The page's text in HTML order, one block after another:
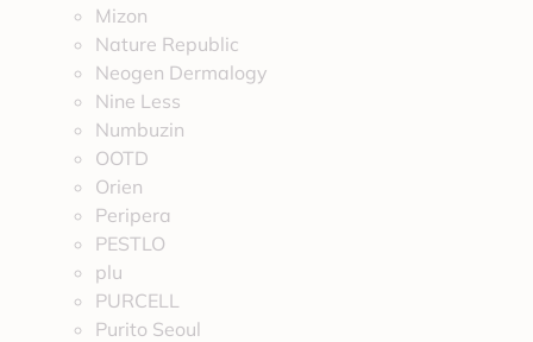
Mizon
Nature Republic
Neogen Dermalogy
Nine Less
Numbuzin
OOTD
Orien
Peripera
PESTLO
plu
PURCELL
Purito Seoul